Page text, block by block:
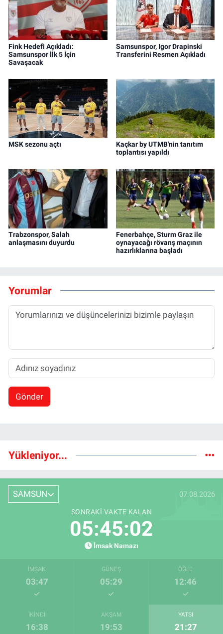
Fink Hedefi Açıkladı:
Samsunspor İlk 5 İçin
Savaşacak
Samsunspor, Igor Drapinski
Transferini Resmen Açıkladı
MSK sezonu açtı
Kaçkar by UTMB'nin tanıtım
toplantısı yapıldı
Trabzonspor, Salah
anlaşmasını duyurdu
Fenerbahçe, Sturm Graz ile
oynayacağı rövanş maçının
hazırlıklarına başladı
Yorumlar
Gönder
Yükleniyor...
SAMSUN 07.08.2026
SONRAKI VAKTE KALAN
05:45:01
İmsak Namazı
İMSAK
03:47
GÜNEŞ
05:29
ÖĞLE
12:46
İKINDI
16:38
AKŞAM
19:53
YATSI
21:27